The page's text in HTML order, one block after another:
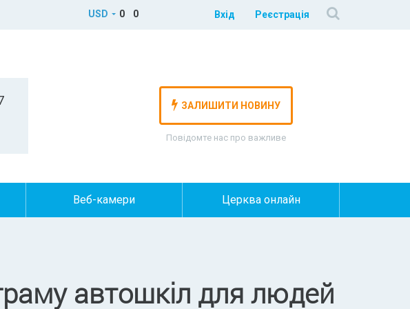
USD 0 0 Вхід Реєстрація
ЗАЛИШИТИ НОВИНУ
Повідомте нас про важливе
Веб-камери Церква онлайн
автошкіл для людей